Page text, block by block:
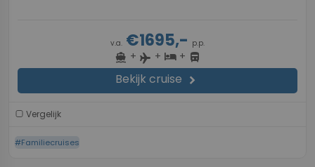
v.a. €1695,- p.p.
directions_boat + flight + hotel+ directions_bus
Bekijk cruise chevron_right
Vergelijk
#Familiecruises